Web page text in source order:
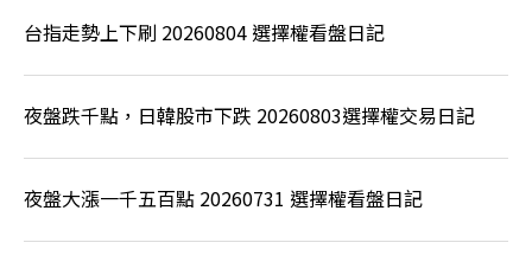
台指走勢上下刷 20260804 選擇權看盤日記
夜盤跌千點，日韓股市下跌 20260803選擇權交易日記
夜盤大漲一千五百點 20260731 選擇權看盤日記